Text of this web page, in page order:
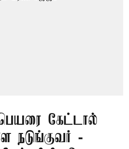
கேட்டால்
நடுங்குவர் -